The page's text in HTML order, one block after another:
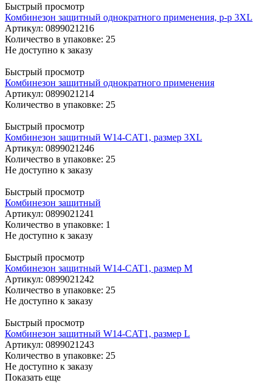
Быстрый просмотр
Комбинезон защитный однократного применения, р-р 3XL
Артикул: 0899021216
Количество в упаковке: 25
Не доступно к заказу
Быстрый просмотр
Комбинезон защитный однократного применения
Артикул: 0899021214
Количество в упаковке: 25
Быстрый просмотр
Комбинезон защитный W14-CAT1, размер 3XL
Артикул: 0899021246
Количество в упаковке: 25
Не доступно к заказу
Быстрый просмотр
Комбинезон защитный
Артикул: 0899021241
Количество в упаковке: 1
Не доступно к заказу
Быстрый просмотр
Комбинезон защитный W14-CAT1, размер M
Артикул: 0899021242
Количество в упаковке: 25
Не доступно к заказу
Быстрый просмотр
Комбинезон защитный W14-CAT1, размер L
Артикул: 0899021243
Количество в упаковке: 25
Не доступно к заказу
Показать еще